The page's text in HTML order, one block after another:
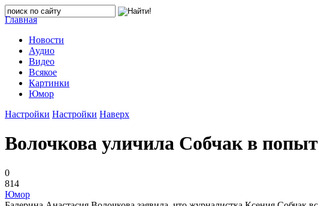
Главная
Новости
Аудио
Видео
Всякое
Картинки
Юмор
Настройки Настройки Наверх
Волочкова уличила Собчак в
0
814
Юмор